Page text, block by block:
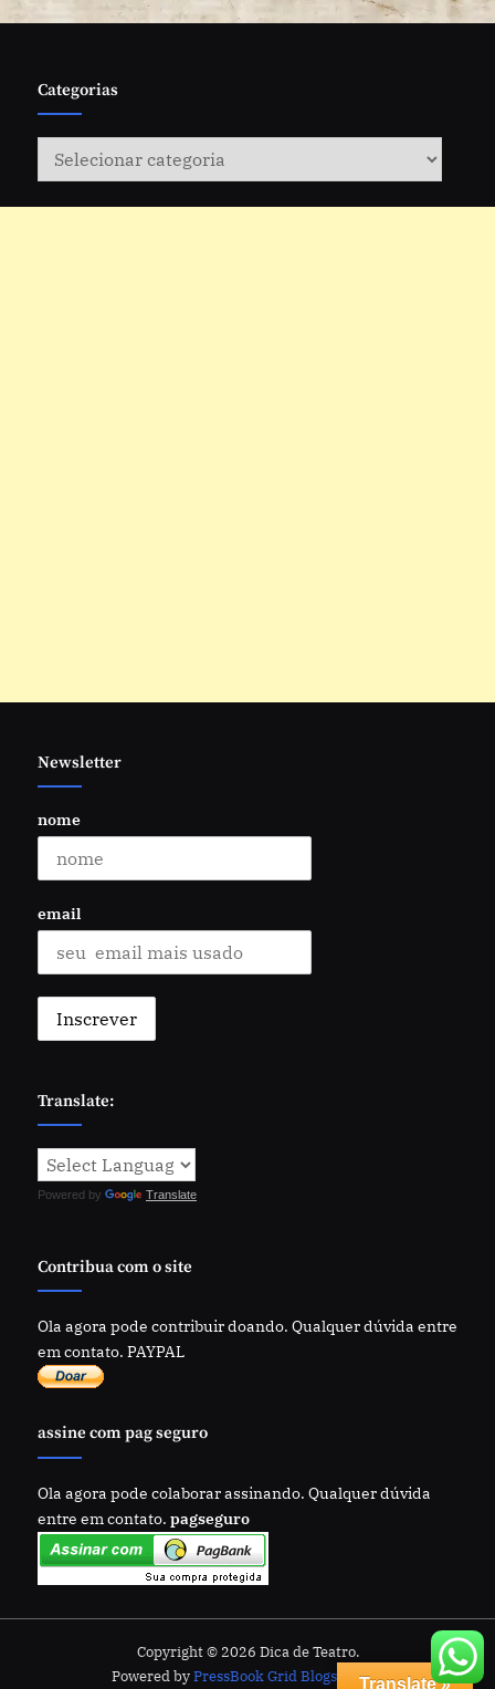
Categorias
Categorias
Newsletter
nome
email
Translate:
Powered by Translate
Contribua com o site
Ola agora pode contribuir doando. Qualquer dúvida entre
em contato. PAYPAL
assine com pag seguro
Ola agora pode colaborar assinando. Qualquer dúvida
entre em contato. pagseguro
Copyright © 2026 Dica de Teatro.
Powered byPressBook Grid Blogs themeTranslate »